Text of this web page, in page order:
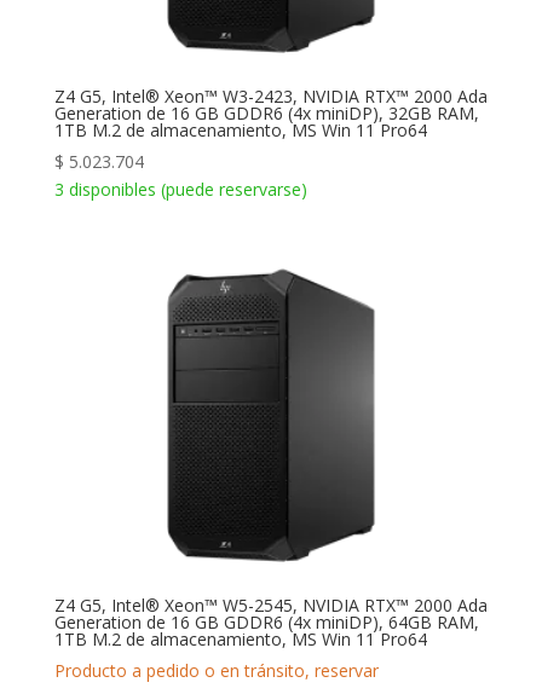
Z4 G5, Intel® Xeon™ W3-2423, NVIDIA RTX™ 2000 Ada
Generation de 16 GB GDDR6 (4x miniDP), 32GB RAM,
1TB M.2 de almacenamiento, MS Win 11 Pro64
$ 5.023.704
3 disponibles (puede reservarse)
Z4 G5, Intel® Xeon™ W5-2545, NVIDIA RTX™ 2000 Ada
Generation de 16 GB GDDR6 (4x miniDP), 64GB RAM,
1TB M.2 de almacenamiento, MS Win 11 Pro64
Producto a pedido o en tránsito, reservar